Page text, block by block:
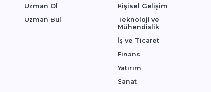
Uzman Ol
Uzman Bul
Kişisel Gelişim
Teknoloji ve
Mühendislik
İş ve Ticaret
Finans
Yatırım
Sanat